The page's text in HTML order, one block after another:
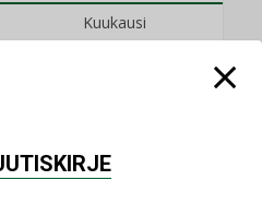
Kuukausi
kumppaneita, jotka